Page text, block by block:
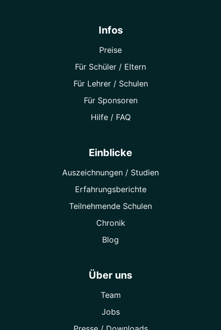
Infos
Preise
Für Schüler / Eltern
Für Lehrer / Schulen
Für Sponsoren
Hilfe / FAQ
Einblicke
Auszeichnungen / Studien
Erfahrungsberichte
Teilnehmende Schulen
Chronik
Blog
Über uns
Team
Jobs